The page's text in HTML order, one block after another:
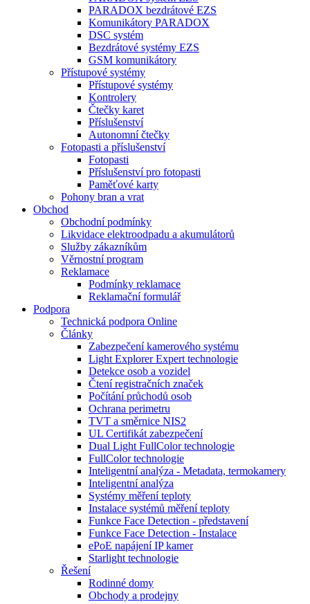
PARADOX bezdrátové EZS
Komunikátory PARADOX
DSC systém
Bezdrátové systémy EZS
GSM komunikátory
Přístupové systémy
Přístupové systémy
Kontrolery
Čtečky karet
Příslušenství
Autonomní čtečky
Fotopasti a příslušenství
Fotopasti
Příslušenství pro fotopasti
Paměťové karty
Pohony bran a vrat
Obchod
Obchodní podmínky
Likvidace elektroodpadu a akumulátorů
Služby zákazníkům
Věrnostní program
Reklamace
Podmínky reklamace
Reklamační formulář
Podpora
Technická podpora Online
Články
Zabezpečení kamerového systému
Light Explorer Expert technologie
Detekce osob a vozidel
Čtení registračních značek
Počítání průchodů osob
Ochrana perimetru
TVT a směrnice NIS2
UL Certifikát zabezpečení
Dual Light FullColor technologie
FullColor technologie
Inteligentní analýza - Metadata, termokamery
Inteligentní analýza
Systémy měření teploty
Instalace systémů měření teploty
Funkce Face Detection - představení
Funkce Face Detection - Instalace
ePoE napájení IP kamer
Starlight technologie
Řešení
Rodinné domy
Obchody a prodejny